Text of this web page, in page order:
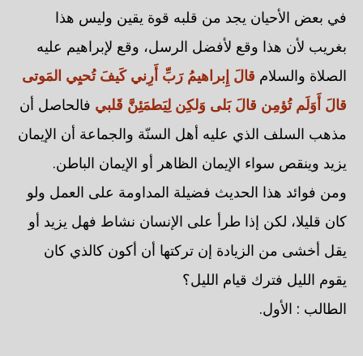
في بعض الأحيان يجد من قلبه قوة يقين وليس هذا
بغريب لأن هذا وقع لأفضل الرسل، وقع لإبراهيم عليه
الصلاة والسلام قالَ إِبراهيمُ رَبِّ أَرِني كَيفَ تُحيِي المَوتى
قالَ أَوَلَم تُؤمِن قالَ بَلى وَلكِن لِيَطمَئِنَّ قَلبي فالحاصل أن
مذهب السلف الذي عليه أهل السنّة والجماعة أن الإيمان
يزيد وينقص سواء الإيمان الظاهر أو الإيمان الباطن.
ومن فوائد هذا الحديث فضيلة المداومة على العمل ولو
كان قليلا، لكن إذا طرأ على الإنسان نشاط فهل يزيد أو
يقل أخشى من الزيادة إن تركتها أن أكون كالذي كان
يقوم الليل فترك قيام الليل؟
الطالب : الأول.